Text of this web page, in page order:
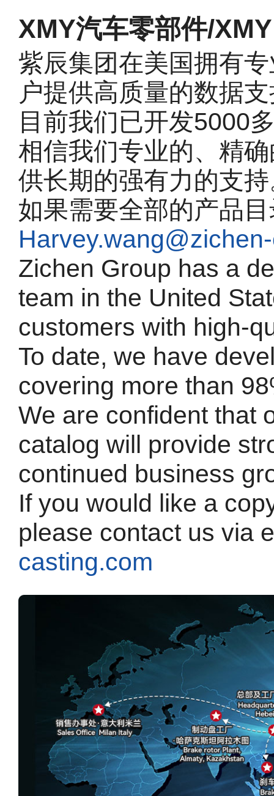
XMY汽车零部件/
紫辰集团在美国拥有
户提供高质量的数据
目前我们已开发5000
相信我们专业的、精
供长期的强有力的支
如果需要全部的产品
Zichen Group has a
team in the United
customers with high-
To date, we have
covering more than
We are confident that
catalog will provide
continued business
If you would like a
please contact us via
casting.com